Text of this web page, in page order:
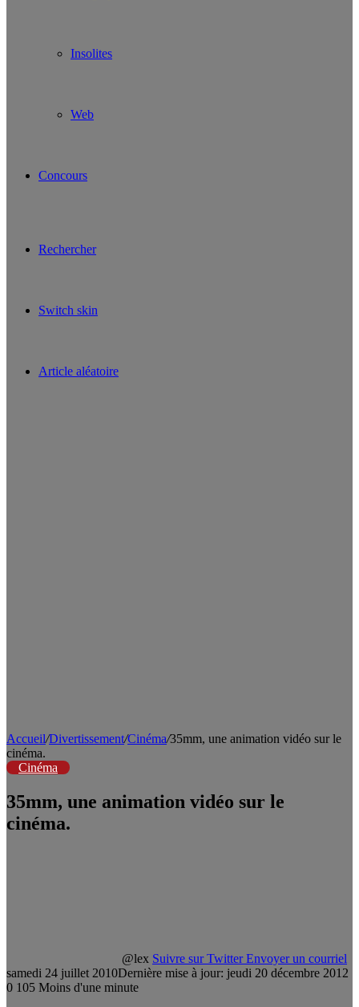
Insolites
Web
Concours
Rechercher
Switch skin
Article aléatoire
Accueil/Divertissement/Cinéma/35mm, une animation vidéo sur le
cinéma.
Cinéma
35mm, une animation vidéo sur le
cinéma.
@lex Suivre sur Twitter Envoyer un courriel
samedi 24 juillet 2010Dernière mise à jour: jeudi 20 décembre 2012
0 105 Moins d'une minute